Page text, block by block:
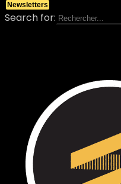
Search for:
Newsletters